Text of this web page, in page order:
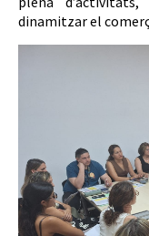
dinamitzar el